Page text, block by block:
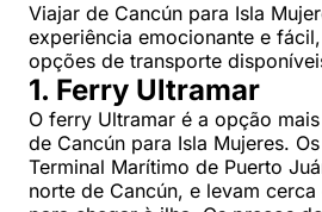
Viajar de Cancún para Isla
experiência emocionante e
opções de transporte
1. Ferry Ultramar
O ferry Ultramar é a opção
de Cancún para Isla Mujeres.
Terminal Marítimo de Puerto
norte de Cancún, e levam